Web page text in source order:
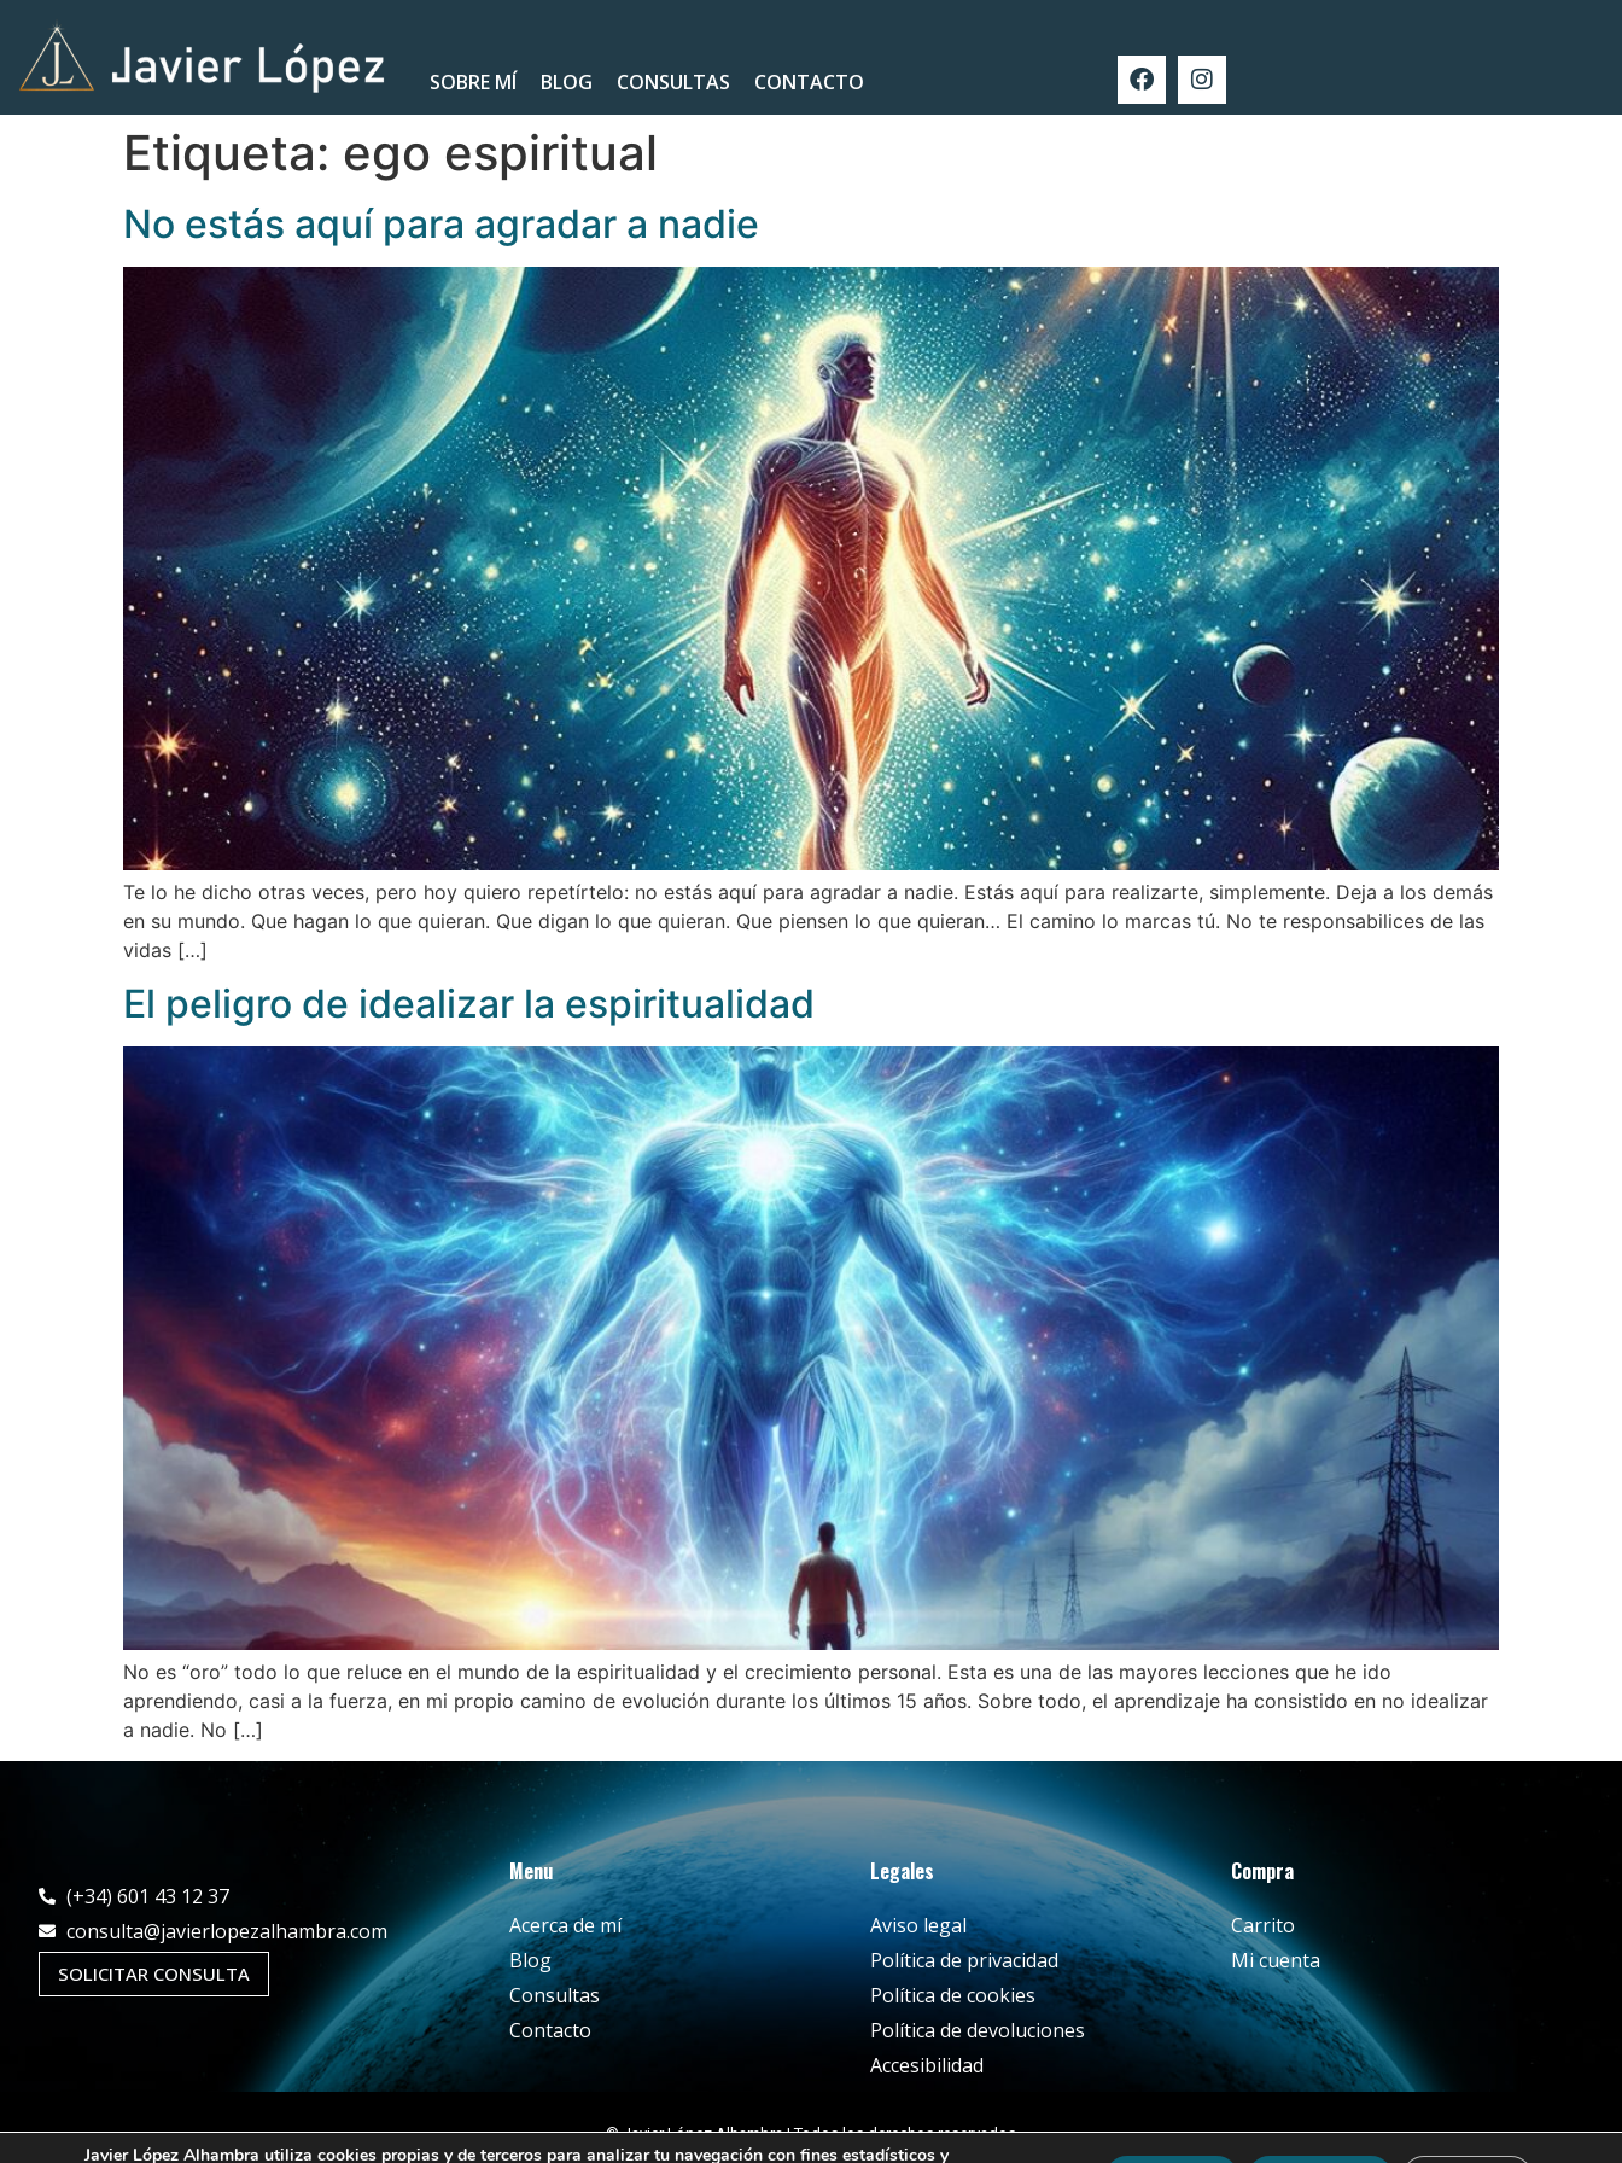
SOBRE MÍ BLOG CONSULTAS CONTACTO
Etiqueta: ego espiritual
No estás aquí para agradar a nadie
Te lo he dicho otras veces, pero hoy quiero repetírtelo: no estás aquí para agradar a nadie. Estás aquí para realizarte, simplemente. Deja a los demás
en su mundo. Que hagan lo que quieran. Que digan lo que quieran. Que piensen lo que quieran… El camino lo marcas tú. No te responsabilices de las
vidas […]
El peligro de idealizar la espiritualidad
No es “oro” todo lo que reluce en el mundo de la espiritualidad y el crecimiento personal. Esta es una de las mayores lecciones que he ido
aprendiendo, casi a la fuerza, en mi propio camino de evolución durante los últimos 15 años. Sobre todo, el aprendizaje ha consistido en no idealizar
a nadie. No […]
(+34) 601 43 12 37
consulta@javierlopezalhambra.com
SOLICITAR CONSULTA
Menu
Acerca de mí
Blog
Consultas
Contacto
Legales
Aviso legal
Política de privacidad
Política de cookies
Política de devoluciones
Accesibilidad
Compra
Carrito
Mi cuenta
© Javier López Alhambra | Todos los derechos reservados
Javier López Alhambra utiliza cookies propias y de terceros para analizar tu navegación con fines estadísticos y